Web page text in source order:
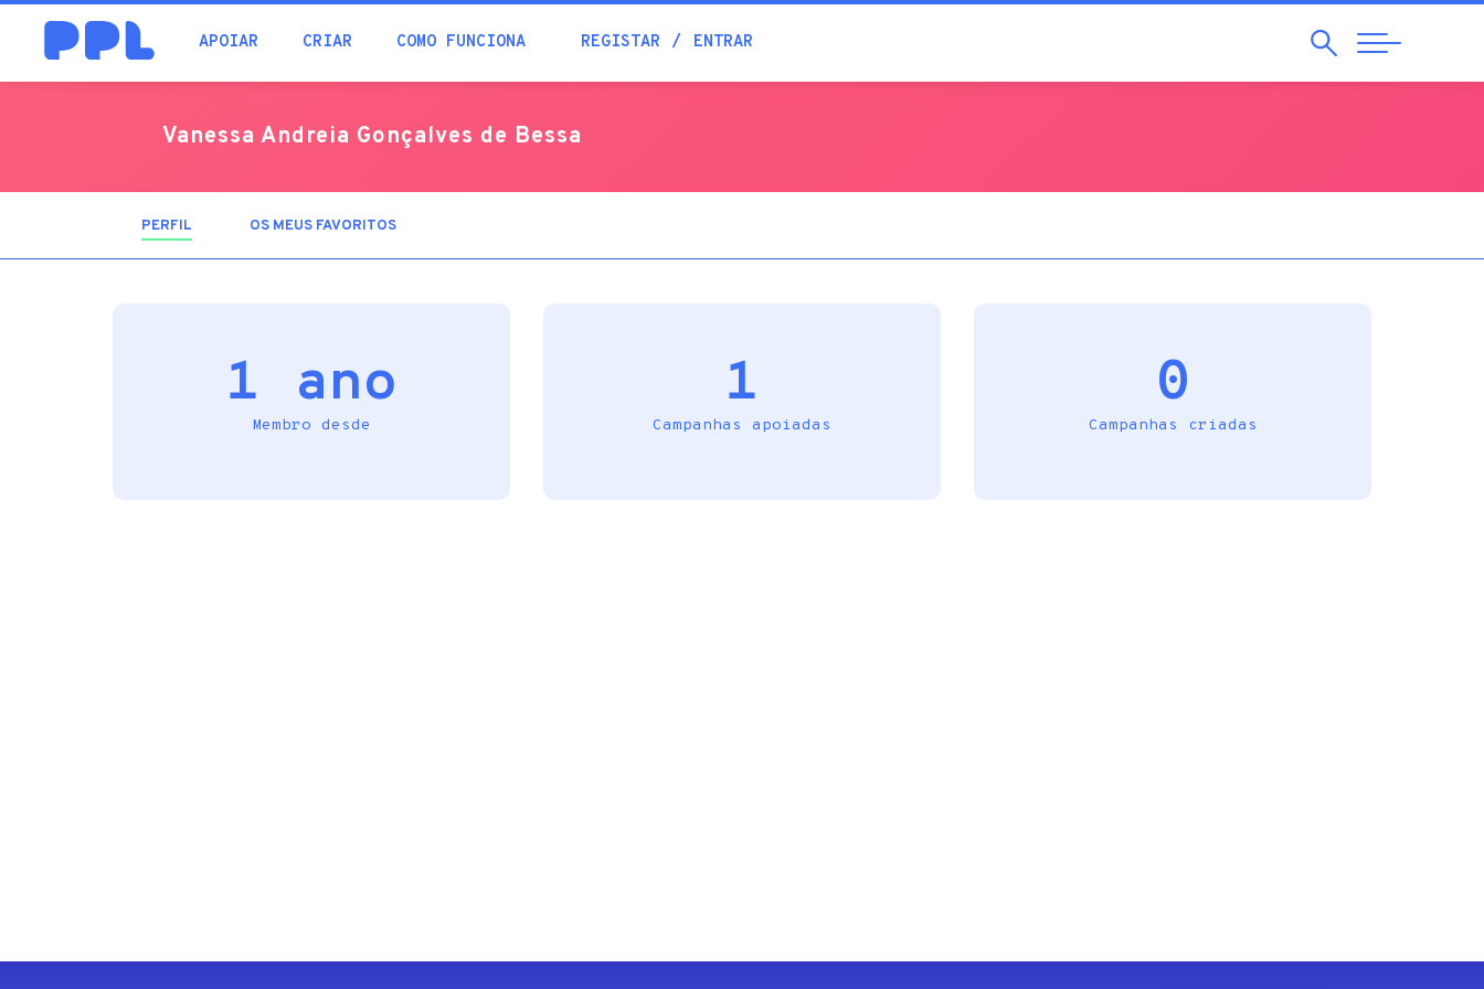
APOIAR CRIAR COMO FUNCIONA REGISTAR ENTRAR Pesquisar
Abrir
Navegação
procura
Vanessa Andreia Gonçalves de Bessa
PERFIL (SEPARADOROS MEUS FAVORITOS
1 ano
Membro desde
1
Campanhas apoiadas
0
Campanhas criadas